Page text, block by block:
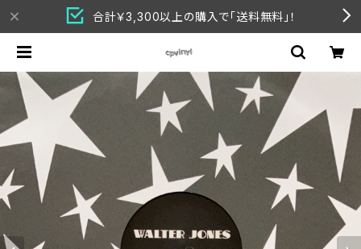
合計￥3,300以上の購入で「送料無料」！